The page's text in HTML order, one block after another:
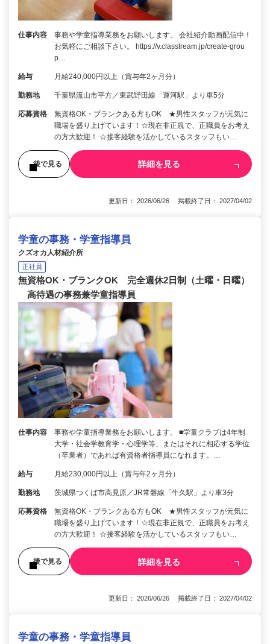
仕事内容
事務や学童指導業務をお願いします。 会社紹介動画配信中！
お気軽にご相談下さい。 https://v.classtream.jp/create-grou
p…
給与 月給240,000円以上（賞与年2ヶ月分）
勤務地 千葉県流山市平方／東武野田線「運河駅」より車5分
応募資格
無資格OK・ブランクある方もOK ★男性スタッフが元気に
職場を盛り上げています！☆現在非正規で、正職員をお考え
の方大歓迎！ ☆接客経験を活かしているスタッフもい…
後で見る 詳細を見る
更新日： 2026/06/26 掲載終了日： 2027/04/02
学童の事務・学童指導員
クズオカ人材紹介所
正社員
無資格OK・ブランクOK 完全週休2日制（土曜・日曜）
高待遇の事務兼学童指導員
仕事内容
事務や学童指導業務をお願いします。 ■学童クラブは4年制
大学・社会学教育学・心理学等、またはそれに相応する学位
（卒業者）であれば有資格者指導員になれます。…
給与 月給230,000円以上（賞与年2ヶ月分）
勤務地 茨城県つくば市高見原／JR常磐線「牛久駅」より車3分
応募資格
無資格OK・ブランクある方もOK ★男性スタッフが元気に
職場を盛り上げています！☆現在非正規で、正職員をお考え
の方大歓迎！ ☆接客経験を活かしているスタッフもい…
後で見る 詳細を見る
更新日： 2026/06/26 掲載終了日： 2027/04/02
学童の事務・学童指導員